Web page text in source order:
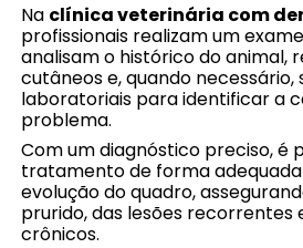
Na clínica veterinária com
profissionais realizam um
analisam o histórico do animal,
cutâneos e, quando
laboratoriais para identificar a
problema.
Com um diagnóstico preciso, é
tratamento de forma
evolução do quadro,
prurido, das lesões recorrentes
crônicos.